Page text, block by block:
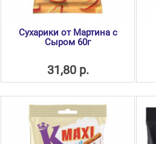
Сухарики от Мартина с
Сыром 60г
31,80 р.